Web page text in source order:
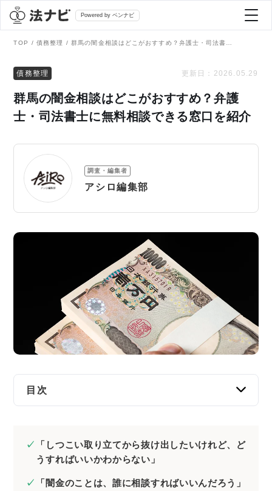
Powered by ベンナビ
全て
刑事事件
債務整理
遺産相続
労働問題
債権回収
IT・ネット
資金調達
弁護士を探す
AI Search Premium
掲載をご検討の弁護士の方へ
TOP 債務整理
債務整理 更新日： 2026.05.29
群馬の闇金相談はどこがおすすめ？弁護
士・司法書士に無料相談できる窓口を紹介
調査・編集者
アシロ編集部
目次
群馬で闇金の相談をするなら弁護士・司法書
士のどっちに依頼すべき？
「しつこい取り立てから抜け出したいけれど、ど
うすればいいかわからない」
「闇金のことは、誰に相談すればいいんだろう」